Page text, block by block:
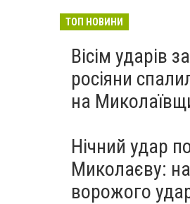
Миколаєві
ПАРТНЕРСЬКИЙ
Вчора
ТОП НОВИНИ
Вісім ударів
росіяни
на
Нічний удар
Миколаєву:
ворожого